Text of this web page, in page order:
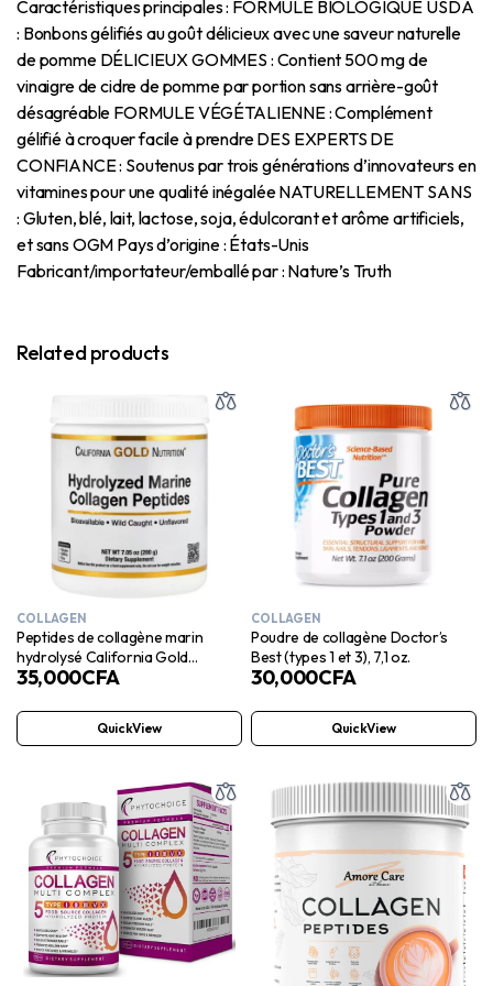
Caractéristiques principales : FORMULE BIOLOGIQUE USDA
: Bonbons gélifiés au goût délicieux avec une saveur naturelle
de pomme DÉLICIEUX GOMMES : Contient 500 mg de
vinaigre de cidre de pomme par portion sans arrière-goût
désagréable FORMULE VÉGÉTALIENNE : Complément
gélifié à croquer facile à prendre DES EXPERTS DE
CONFIANCE : Soutenus par trois générations d’innovateurs en
vitamines pour une qualité inégalée NATURELLEMENT SANS
: Gluten, blé, lait, lactose, soja, édulcorant et arôme artificiels,
et sans OGM Pays d’origine : États-Unis
Fabricant/importateur/emballé par : Nature’s Truth
Related products
COLLAGEN
Peptides de collagène marin
hydrolysé California Gold
Nutrition, sans saveur, 200 g
35,000CFA
QuickView
COLLAGEN
Poudre de collagène Doctor’s
Best (types 1 et 3), 7,1 oz.
30,000CFA
QuickView